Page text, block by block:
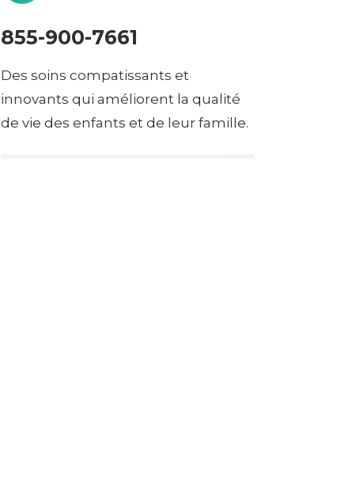
855-900-7661
Des soins compatissants et
innovants qui améliorent la qualité
de vie des enfants et de leur famille.